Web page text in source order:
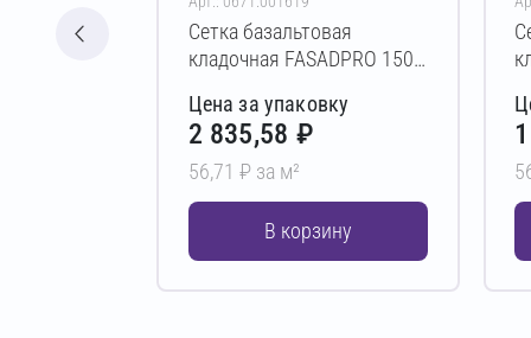
Сетка базальтовая
кладочная FASADPRO 1500
м
Цена за упаковку
2 835,58 ₽
56,71 ₽ за м²
В корзину
м